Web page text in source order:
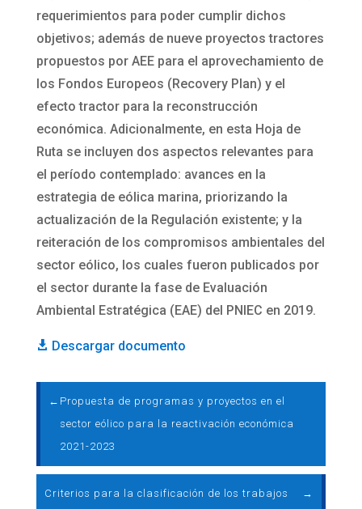
requerimientos para poder cumplir dichos
objetivos; además de nueve proyectos tractores
propuestos por AEE para el aprovechamiento de
los Fondos Europeos (Recovery Plan) y el
efecto tractor para la reconstrucción
económica. Adicionalmente, en esta Hoja de
Ruta se incluyen dos aspectos relevantes para
el período contemplado: avances en la
estrategia de eólica marina, priorizando la
actualización de la Regulación existente; y la
reiteración de los compromisos ambientales del
sector eólico, los cuales fueron publicados por
el sector durante la fase de Evaluación
Ambiental Estratégica (EAE) del PNIEC en 2019.
 Descargar documento
← Propuesta de programas y proyectos en el
sector eólico para la reactivación económica
2021-2023
Criterios para la clasificación de los trabajos
→